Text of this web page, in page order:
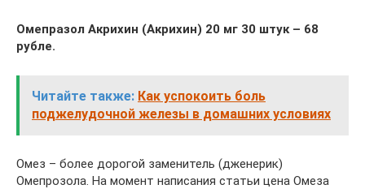
Омепразол Акрихин (Акрихин) 20 мг 30 штук – 68
рубле.
Читайте также: Как успокоить боль
поджелудочной железы в домашних условиях
Омез – более дорогой заменитель (дженерик)
Омепрозола. На момент написания статьи цена Омеза